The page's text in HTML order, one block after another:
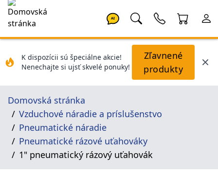
AI
K dispozícii sú špeciálne akcie!
Nenechajte si ujsť skvelé ponuky!
Zľavnené
produkty
Domovská stránka
Vzduchové náradie a príslušenstvo
Pneumatické náradie
Pneumatické rázové uťahováky
1" pneumatický rázový uťahovák